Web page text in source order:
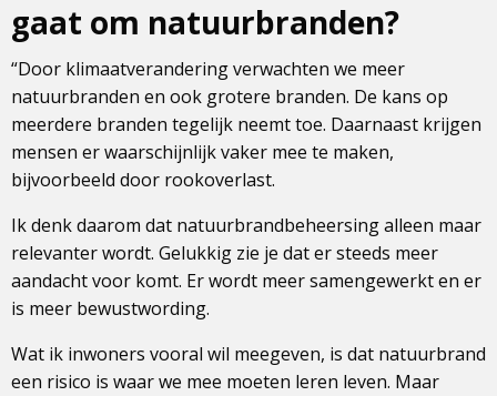
gaat om natuurbranden?
“Door klimaatverandering verwachten we meer
natuurbranden en ook grotere branden. De kans op
meerdere branden tegelijk neemt toe. Daarnaast krijgen
mensen er waarschijnlijk vaker mee te maken,
bijvoorbeeld door rookoverlast.
Ik denk daarom dat natuurbrandbeheersing alleen maar
relevanter wordt. Gelukkig zie je dat er steeds meer
aandacht voor komt. Er wordt meer samengewerkt en er
is meer bewustwording.
Wat ik inwoners vooral wil meegeven, is dat natuurbrand
een risico is waar we mee moeten leren leven. Maar